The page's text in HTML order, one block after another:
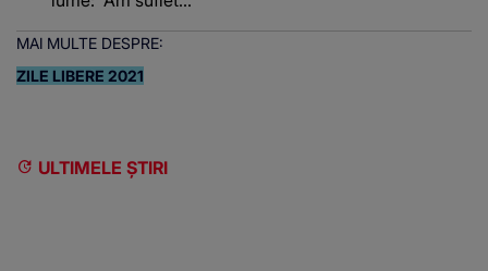
MAI MULTE DESPRE:
ZILE LIBERE 2021
ULTIMELE ȘTIRI